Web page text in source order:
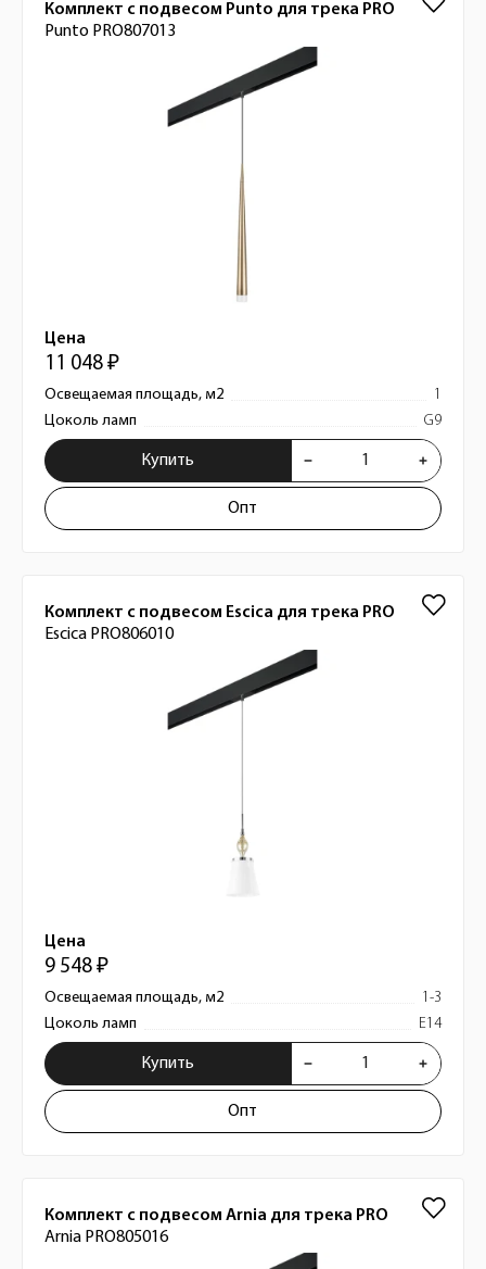
Комплект с подвесом Punto для трека PRO
Punto PRO807013
Цена
11 048 ₽
Освещаемая площадь, м2
1
Цоколь ламп
G9
Купить
Опт
Комплект с подвесом Escica для трека PRO
Escica PRO806010
Цена
9 548 ₽
Освещаемая площадь, м2
1-3
Цоколь ламп
E14
Купить
Опт
Комплект с подвесом Arnia для трека PRO
Arnia PRO805016